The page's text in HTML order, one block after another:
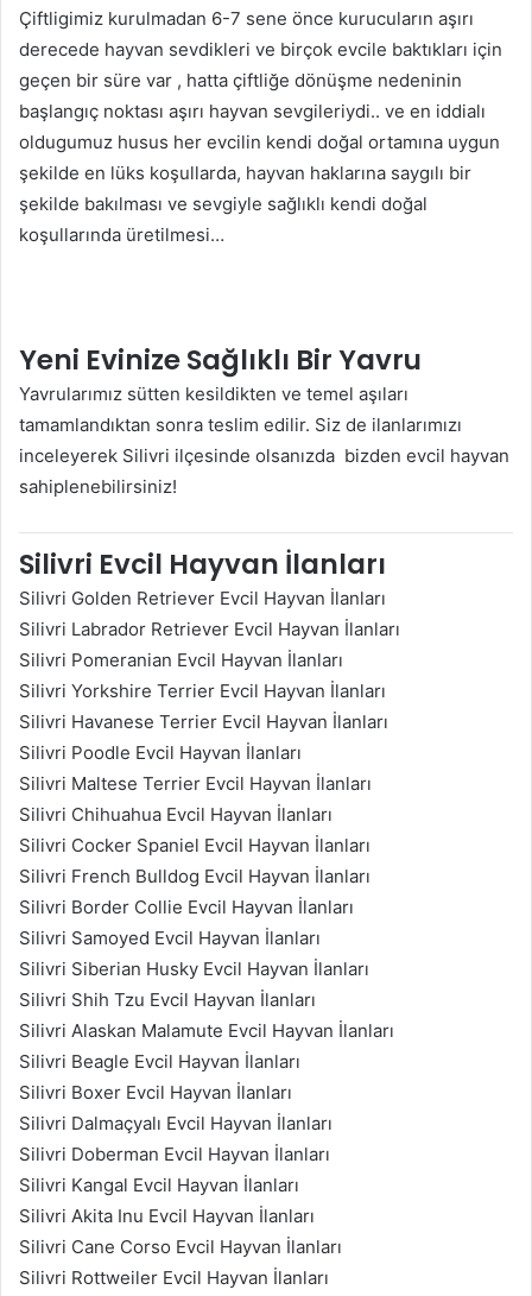
Çiftligimiz kurulmadan 6-7 sene önce kurucuların aşırı
derecede hayvan sevdikleri ve birçok evcile baktıkları için
geçen bir süre var , hatta çiftliğe dönüşme nedeninin
başlangıç noktası aşırı hayvan sevgileriydi.. ve en iddialı
oldugumuz husus her evcilin kendi doğal ortamına uygun
şekilde en lüks koşullarda, hayvan haklarına saygılı bir
şekilde bakılması ve sevgiyle sağlıklı kendi doğal
koşullarında üretilmesi…
Yeni Evinize Sağlıklı Bir Yavru
Yavrularımız sütten kesildikten ve temel aşıları
tamamlandıktan sonra teslim edilir. Siz de ilanlarımızı
inceleyerek Silivri ilçesinde olsanızda bizden evcil hayvan
sahiplenebilirsiniz!
Silivri Evcil Hayvan İlanları
Silivri Golden Retriever Evcil Hayvan İlanları
Silivri Labrador Retriever Evcil Hayvan İlanları
Silivri Pomeranian Evcil Hayvan İlanları
Silivri Yorkshire Terrier Evcil Hayvan İlanları
Silivri Havanese Terrier Evcil Hayvan İlanları
Silivri Poodle Evcil Hayvan İlanları
Silivri Maltese Terrier Evcil Hayvan İlanları
Silivri Chihuahua Evcil Hayvan İlanları
Silivri Cocker Spaniel Evcil Hayvan İlanları
Silivri French Bulldog Evcil Hayvan İlanları
Silivri Border Collie Evcil Hayvan İlanları
Silivri Samoyed Evcil Hayvan İlanları
Silivri Siberian Husky Evcil Hayvan İlanları
Silivri Shih Tzu Evcil Hayvan İlanları
Silivri Alaskan Malamute Evcil Hayvan İlanları
Silivri Beagle Evcil Hayvan İlanları
Silivri Boxer Evcil Hayvan İlanları
Silivri Dalmaçyalı Evcil Hayvan İlanları
Silivri Doberman Evcil Hayvan İlanları
Silivri Kangal Evcil Hayvan İlanları
Silivri Akita Inu Evcil Hayvan İlanları
Silivri Cane Corso Evcil Hayvan İlanları
Silivri Rottweiler Evcil Hayvan İlanları